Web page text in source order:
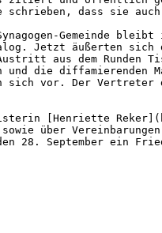
schrieben, dass sie
Gemeinde
Jetzt äußerten sich
Austritt aus dem
und die diffamierenden
sich vor. Der Vertreter
[Henriette
sowie über
28. September ein